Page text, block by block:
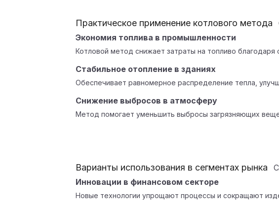
Практическое применение котлового метода
Экономия топлива в промышленности
Котловой метод снижает затраты на топливо благодаря
Стабильное отопление в зданиях
Обеспечивает равномерное распределение тепла,
Снижение выбросов в атмосферу
Метод помогает уменьшить выбросы загрязняющих
Варианты использования в сегментах рынка
Инновации в финансовом секторе
Новые технологии упрощают процессы и сокращают